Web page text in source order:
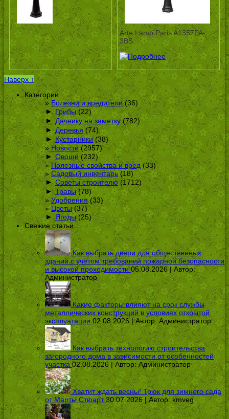
Arte Lamp Paris A1357PA-
3BS
Наверх ↑
Категории
Болезни и вредители(36)
► Грибы(22)
► Дачнику на заметку(782)
► Деревья(74)
► Кустарники(38)
Новости(2957)
► Овощи (232)
Полезные свойства и вред(33)
Садовый инвентарь(18)
► Советы строителю(1712)
► Травы(78)
Удобрения(33)
Цветы(37)
► Ягоды(25)
Свежие статьи
Как выбрать двери для общественных
зданий с учётом требований пожарной безопасности
и высокой проходимости 05.08.2026 | Автор:
Администратор
Какие факторы влияют на срок службы
металлических конструкций в условиях открытой
эксплуатации 02.08.2026 | Автор: Администратор
Как выбрать технологию строительства
загородного дома в зависимости от особенностей
участка 02.08.2026 | Автор:Администратор
Хватит ждать весны! Трюк для зимнего сада
от Марты Стюарт 30.07.2026 | Автор: kmveg